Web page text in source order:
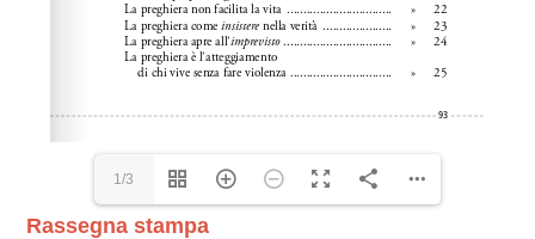
1/3
Rassegna stampa